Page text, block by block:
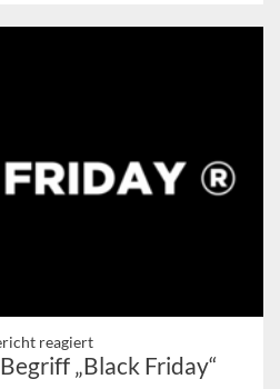
reagiert
„Black Friday“